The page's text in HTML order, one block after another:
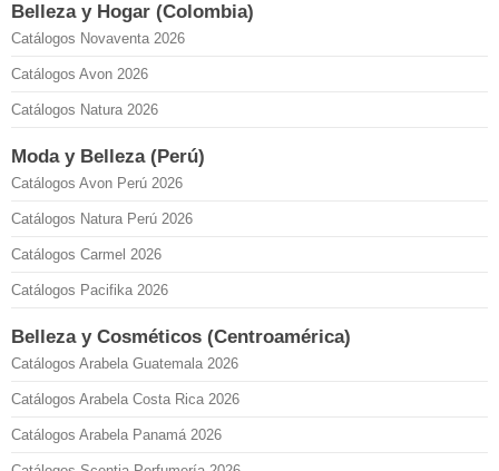
Belleza y Hogar (Colombia)
Catálogos Novaventa 2026
Catálogos Avon 2026
Catálogos Natura 2026
Moda y Belleza (Perú)
Catálogos Avon Perú 2026
Catálogos Natura Perú 2026
Catálogos Carmel 2026
Catálogos Pacifika 2026
Belleza y Cosméticos (Centroamérica)
Catálogos Arabela Guatemala 2026
Catálogos Arabela Costa Rica 2026
Catálogos Arabela Panamá 2026